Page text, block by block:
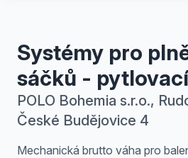
Systémy pro
sáčků -
POLO Bohemia s.r.o.,
České Budějovice 4
Mechanická brutto váha pro